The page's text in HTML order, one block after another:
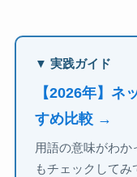
▼ 実践ガイド
【2026年】ネ
すめ比較 →
用語の意味がわか
もチェックしてみ